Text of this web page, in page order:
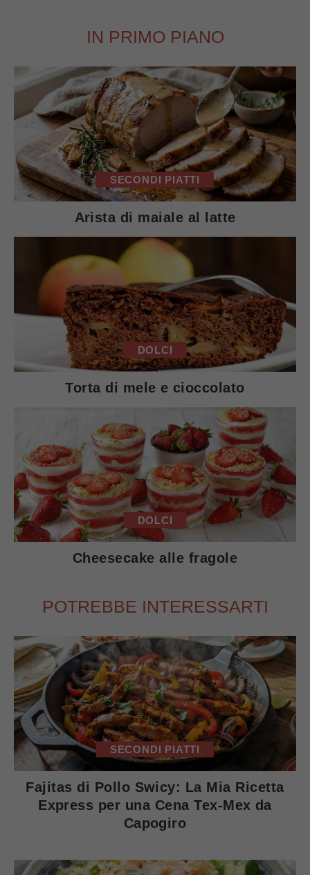
IN PRIMO PIANO
SECONDI PIATTI
Arista di maiale al latte
DOLCI
Torta di mele e cioccolato
DOLCI
Cheesecake alle fragole
POTREBBE INTERESSARTI
SECONDI PIATTI
Fajitas di Pollo Swicy: La Mia Ricetta
Express per una Cena Tex-Mex da
Capogiro